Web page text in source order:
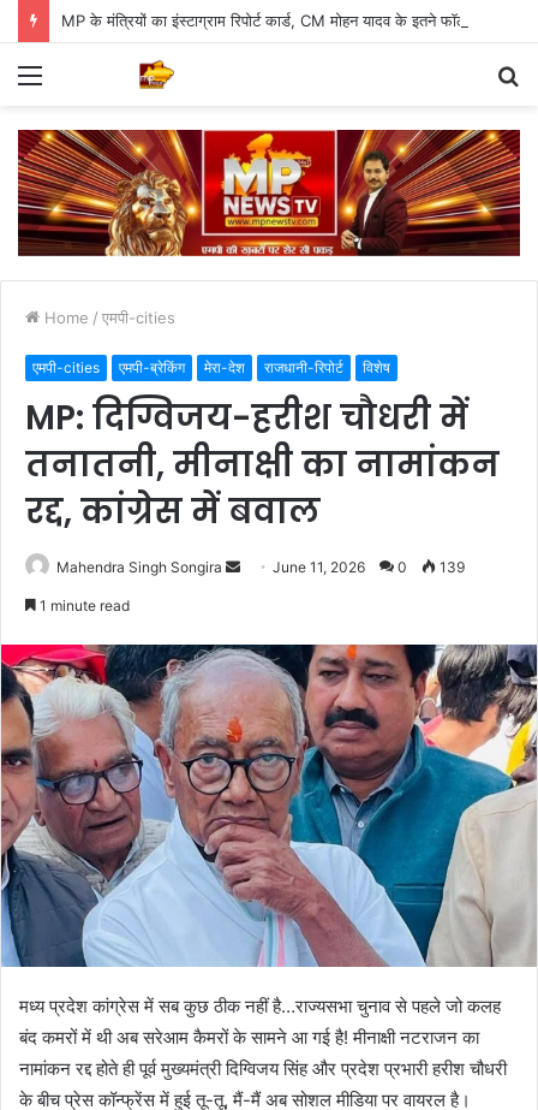
MP के मंत्रियों का इंस्टाग्राम रिपोर्ट कार्ड, CM मोहन यादव के इतने फॉलोअर्स
Menu
Home / एमपी-cities
एमपी-cities एमपी-ब्रेकिंग मेरा-देश राजधानी-रिपोर्ट विशेष
MP: दिग्विजय-हरीश चौधरी में
तनातनी, मीनाक्षी का नामांकन
रद्द, कांग्रेस में बवाल
Mahendra Singh Songira
Send June 11, 2026 0 139
1 minute read
मध्य प्रदेश कांग्रेस में सब कुछ ठीक नहीं है…राज्यसभा चुनाव से पहले जो कलह
बंद कमरों में थी अब सरेआम कैमरों के सामने आ गई है! मीनाक्षी नटराजन का
नामांकन रद्द होते ही पूर्व मुख्यमंत्री दिग्विजय सिंह और प्रदेश प्रभारी हरीश चौधरी
के बीच प्रेस कॉन्फ्रेंस में हुई तू-तू, मैं-मैं अब सोशल मीडिया पर वायरल है।